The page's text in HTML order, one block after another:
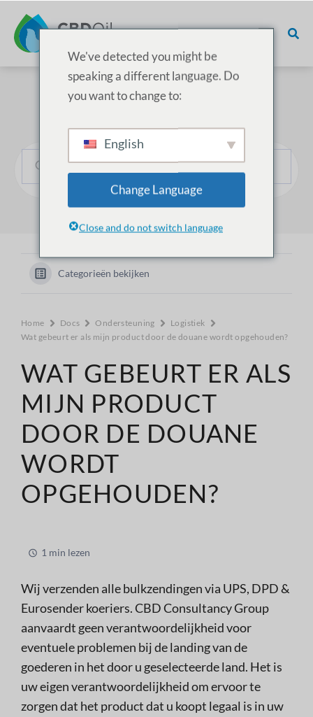
Categorieën bekijken
Home Docs Ondersteuning
Logistiek
Wat gebeurt er als mijn product door de douane wordt opgehouden?
WAT GEBEURT ER ALS
MIJN PRODUCT
DOOR DE DOUANE
WORDT
OPGEHOUDEN?
1 min lezen
Wij verzenden alle bulkzendingen via UPS, DPD &
Eurosender koeriers. CBD Consultancy Group
aanvaardt geen verantwoordelijkheid voor
eventuele problemen bij de landing van de
goederen in het door u geselecteerde land. Het is
uw eigen verantwoordelijkheid om ervoor te
zorgen dat het product dat u koopt legaal is in uw
We've detected you might be
speaking a different language. Do
you want to change to:
English
Change Language
Close and do not switch language